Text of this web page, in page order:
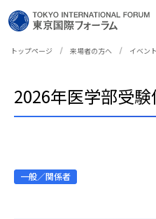
トップページ 来場者の方へ イベン
2026年医学部受
一般／関係者